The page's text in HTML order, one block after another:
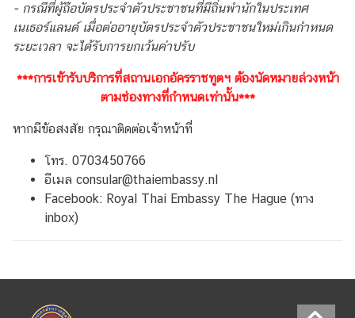
I
S
A
E
V
C
E
A
I
- กรณีที่ผู้ถือบัตรประจำตัวประชาชนที่มีถิ่นพำนักในประเทศ
เนเธอร์แลนด์ เมื่อต่ออายุบัตรประจำตัวประชาชนใหม่เกินกำหนด
ระยะเวลา จะได้รับการยกเว้นค่าปรับ
***การเข้ารับบริการที่สถานเอกอัครราชทูตฯ ต้องนัดหมายล่วงหน้า
ตามช่องทางที่กำหนดเท่านั้น***
หากมีข้อสงสัย กรุณาติดต่อเจ้าหน้าที่
โทร. 0703450766
อีเมล consular@thaiembassy.nl
Facebook: Royal Thai Embassy The Hague (ทาง
inbox)